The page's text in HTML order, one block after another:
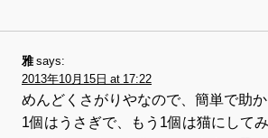
雅 says:
2013年10月15日 at 17:22
めんどくさがりやなので、簡単で助か
1個はうさぎで、もう1個は猫にしてみ